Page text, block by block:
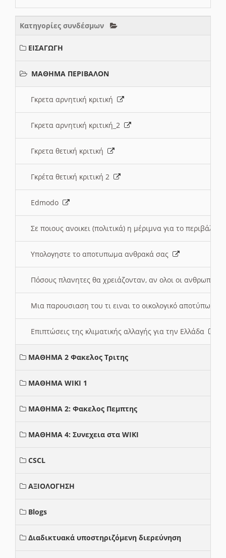
Κατηγορίες συνδέσμων
ΕΙΣΑΓΩΓΗ
ΜΑΘΗΜΑ ΠΕΡΙΒΑΛΟΝ
Γκρετα αρνητική κριτική
Γκρετα αρνητική κριτική_2
Γκρετα θετική κριτική
Γκρέτα θετική κριτική 2
Edmodo
Σε ποιους ανοικει (πολιτικά) η μέριμνα για το
Υπολογηστε το αποτυπωμα ανθρακά σας
Πόσους πλανητες θα χρειάζονταν, αν ολοι οι ανθρωποι
Μια παρουσιαση του τι ειναι το οικολογικό αποτύπωμα
Επιπτώσεις της κλιματικής αλλαγής για την Ελλάδα
ΜΑΘΗΜΑ 2 Φακελος Τριτης
ΜΑΘΗΜΑ WIKI 1
ΜΑΘΗΜΑ 2: Φακελος Πεμπτης
ΜΑΘΗΜΑ 4: Συνεχεια στα WIKI
CSCL
ΑΞΙΟΛΟΓΗΣΗ
Blogs
Διαδικτυακά υποστηριζόμενη διερεύνηση